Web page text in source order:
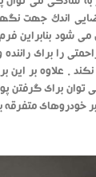
به سادگی می
اندک جهت
بنابراین فرم
را برای
. علاوه بر
برای گرفتن
بر خودروهای